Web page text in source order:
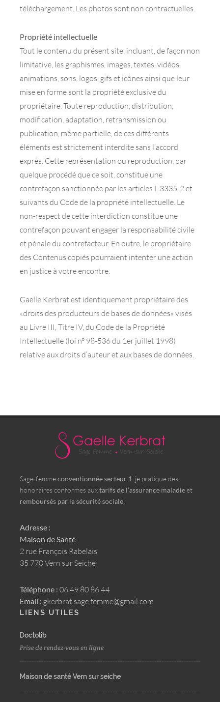
téléchargement. Les photos sont non contractuelles.
Propriété intellectuelle
Tout le contenu du présent site, incluant, de façon non
limitative, les graphismes, images, textes, vidéos,
animations, sons, logos, gifs et icônes ainsi que leur
mise en forme sont la propriété exclusive du
propriétaire. Toute reproduction, distribution,
modification, adaptation, retransmission ou
publication, même partielle, de ces différents
éléments est strictement interdite sans l’accord
exprès. Cette représentation ou reproduction, par
quelque procédé que ce soit, constitue une
contrefaçon sanctionnée par les articles L.3335-2 et
suivants du Code de la propriété intellectuelle. Le
non-respect de cette interdiction constitue une
contrefaçon pouvant engager la responsabilité civile
et pénale du contrefacteur. En outre, le propriétaire
des Contenus copiés pourraient intenter une action
en justice à votre encontre.
Gaelle Kerbrat est identiquement propriétaire des
«droits des producteurs de bases de données» visés
au Livre III, Titre IV, du Code de la Propriété
Intellectuelle (loi n° 98-536 du 1er juillet 1998)
relative aux droits d’auteur et aux bases de données.
Sage-femmeconventionnée secteur 1 , je pratique des
honoraires conformes auxtarifs de l’assurance maladieet
remboursés par la sécurité sociale.
Adresse :
Maison de Santé
2 rue François Rabelais
35 770 Vern sur Seiche
Téléphone : 06 49 80 86 44
Email : gkerbrat.sage.femme@gmail.com
LIENS UTILES
Doctolib
Prise de rendez-vous en ligne
Maison de santé Vern sur seiche